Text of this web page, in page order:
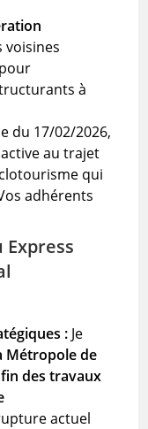
voisines
à
du 17/02/2026,
au trajet
qui
adhérents
Express
: Je
Métropole de
fin des travaux
actuel